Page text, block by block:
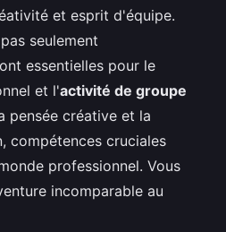
et esprit d'équipe.
seulement
essentielles pour le
et l'activité de groupe
pensée créative et la
compétences cruciales
professionnel. Vous
incomparable au